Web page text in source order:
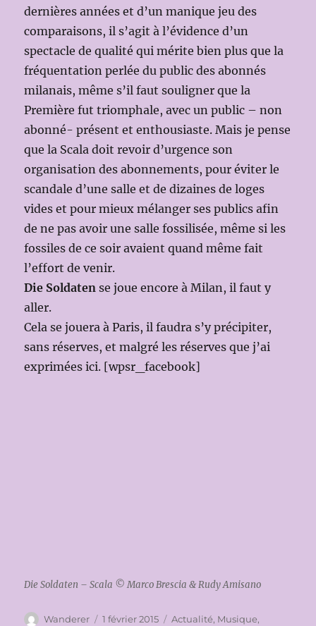
dernières années et d’un manique jeu des
comparaisons, il s’agit à l’évidence d’un
spectacle de qualité qui mérite bien plus que la
fréquentation perlée du public des abonnés
milanais, même s’il faut souligner que la
Première fut triomphale, avec un public – non
abonné- présent et enthousiaste. Mais je pense
que la Scala doit revoir d’urgence son
organisation des abonnements, pour éviter le
scandale d’une salle et de dizaines de loges
vides et pour mieux mélanger ses publics afin
de ne pas avoir une salle fossilisée, même si les
fossiles de ce soir avaient quand même fait
l’effort de venir.
Die Soldaten se joue encore à Milan, il faut y
aller.
Cela se jouera à Paris, il faudra s’y précipiter,
sans réserves, et malgré les réserves que j’ai
exprimées ici. [wpsr_facebook]
Die Soldaten – Scala © Marco Brescia & Rudy Amisano
Auteur
Wanderer
Publié
1 février 2015 Catégories
Actualité, Musique,